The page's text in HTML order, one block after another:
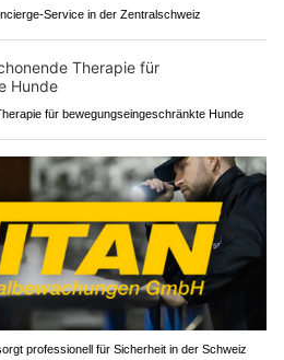
Service in der Zentralschweiz
für bewegungseingeschränkte Hunde
professionell für Sicherheit in der Schweiz